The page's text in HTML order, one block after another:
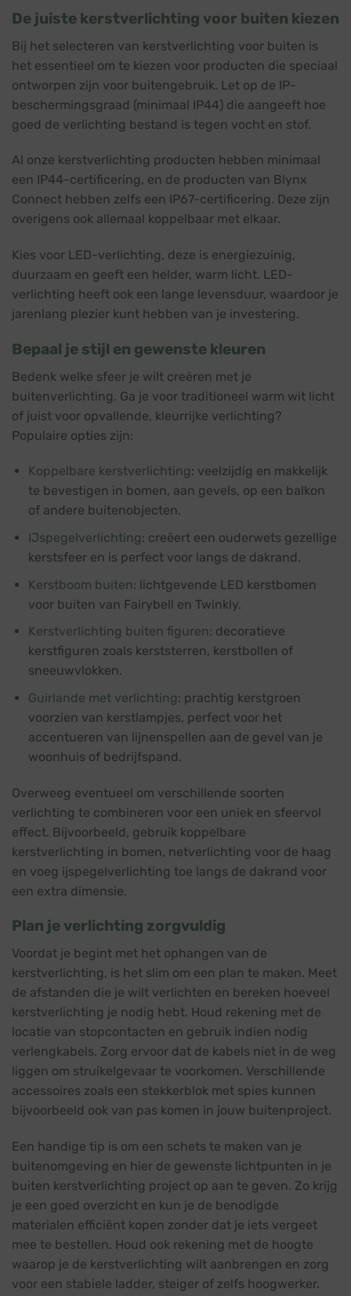
De juiste kerstverlichting voor buiten kiezen
Bij het selecteren van kerstverlichting voor buiten is
het essentieel om te kiezen voor producten die speciaal
ontworpen zijn voor buitengebruik. Let op de IP-
beschermingsgraad (minimaal IP44) die aangeeft hoe
goed de verlichting bestand is tegen vocht en stof.
Al onze kerstverlichting producten hebben minimaal
een IP44-certificering, en de producten van Blynx
Connect hebben zelfs een IP67-certificering. Deze zijn
overigens ook allemaal koppelbaar met elkaar.
Kies voor LED-verlichting, deze is energiezuinig,
duurzaam en geeft een helder, warm licht. LED-
verlichting heeft ook een lange levensduur, waardoor je
jarenlang plezier kunt hebben van je investering.
Bepaal je stijl en gewenste kleuren
Bedenk welke sfeer je wilt creëren met je
buitenverlichting. Ga je voor traditioneel warm wit licht
of juist voor opvallende, kleurrijke verlichting?
Populaire opties zijn:
Koppelbare kerstverlichting: veelzijdig en makkelijk
te bevestigen in bomen, aan gevels, op een balkon
of andere buitenobjecten.
IJspegelverlichting: creëert een ouderwets gezellige
kerstsfeer en is perfect voor langs de dakrand.
Kerstboom buiten: lichtgevende LED kerstbomen
voor buiten van Fairybell en Twinkly.
Kerstverlichting buiten figuren: decoratieve
kerstfiguren zoals kerststerren, kerstbollen of
sneeuwvlokken.
Guirlande met verlichting: prachtig kerstgroen
voorzien van kerstlampjes, perfect voor het
accentueren van lijnenspellen aan de gevel van je
woonhuis of bedrijfspand.
Overweeg eventueel om verschillende soorten
verlichting te combineren voor een uniek en sfeervol
effect. Bijvoorbeeld, gebruik koppelbare
kerstverlichting in bomen, netverlichting voor de haag
en voeg ijspegelverlichting toe langs de dakrand voor
een extra dimensie.
Plan je verlichting zorgvuldig
Voordat je begint met het ophangen van de
kerstverlichting, is het slim om een plan te maken. Meet
de afstanden die je wilt verlichten en bereken hoeveel
kerstverlichting je nodig hebt. Houd rekening met de
locatie van stopcontacten en gebruik indien nodig
verlengkabels. Zorg ervoor dat de kabels niet in de weg
liggen om struikelgevaar te voorkomen. Verschillende
accessoires zoals een stekkerblok met spies kunnen
bijvoorbeeld ook van pas komen in jouw buitenproject.
Een handige tip is om een schets te maken van je
buitenomgeving en hier de gewenste lichtpunten in je
buiten kerstverlichting project op aan te geven. Zo krijg
je een goed overzicht en kun je de benodigde
materialen efficiënt kopen zonder dat je iets vergeet
mee te bestellen. Houd ook rekening met de hoogte
waarop je de kerstverlichting wilt aanbrengen en zorg
voor een stabiele ladder, steiger of zelfs hoogwerker.